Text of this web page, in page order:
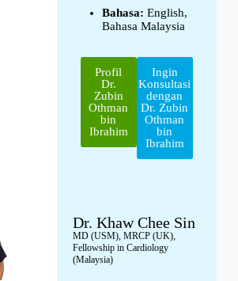
Bahasa:English,
Bahasa Malaysia
Profil
Dr.
Zubin
Othman
bin
Ibrahim
Ingin
Konsultasi
dengan
Dr. Zubin
Othman
bin
Ibrahim
Dr. Khaw Chee Sin
MD (USM), MRCP (UK),
Fellowship in Cardiology
(Malaysia)